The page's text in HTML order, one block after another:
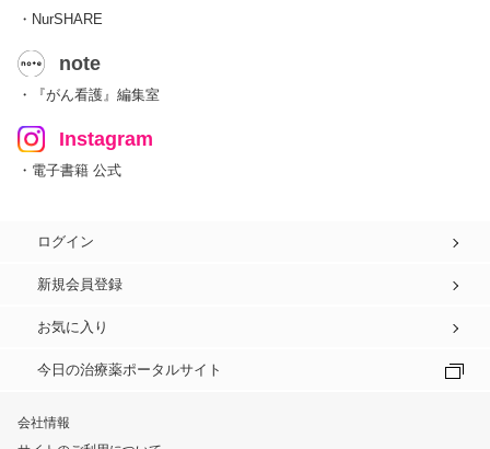
・NurSHARE
note
・『がん看護』編集室
Instagram
・電子書籍 公式
ログイン
新規会員登録
お気に入り
今日の治療薬ポータルサイト
会社情報